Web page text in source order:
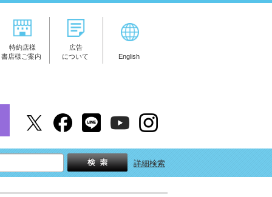
特約店様
書店様ご案内
広告
について
English
詳細検索